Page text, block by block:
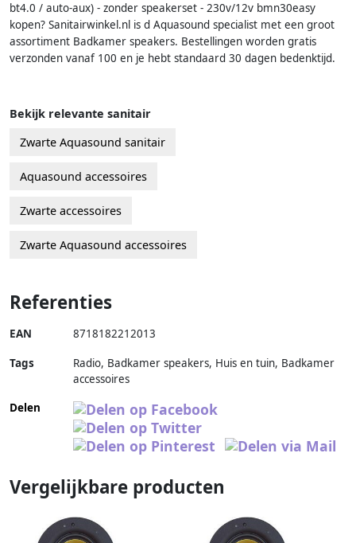
bt4.0 / auto-aux) - zonder speakerset - 230v/12v bmn30easy
kopen? Sanitairwinkel.nl is d Aquasound specialist met een groot
assortiment Badkamer speakers. Bestellingen worden gratis
verzonden vanaf 100 en je hebt standaard 30 dagen bedenktijd.
Bekijk relevante sanitair
Zwarte Aquasound sanitair
Aquasound accessoires
Zwarte accessoires
Zwarte Aquasound accessoires
Referenties
EAN 8718182212013
Tags
Radio, Badkamer speakers, Huis en tuin, Badkamer
accessoires
Delen
Vergelijkbare producten